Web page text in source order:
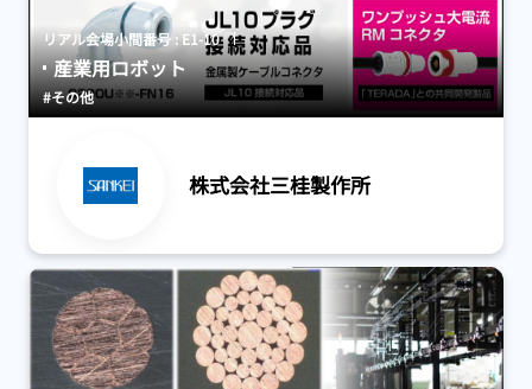
リアル会場小間番号 : E1-10
産業用ロボット
#その他
株式会社三桂製作所